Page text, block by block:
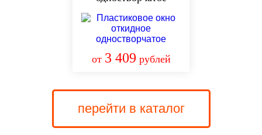
от 3 409 рублей
перейти в каталог